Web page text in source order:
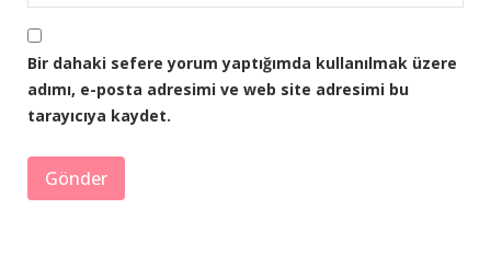
Bir dahaki sefere yorum yaptığımda kullanılmak üzere
adımı, e-posta adresimi ve web site adresimi bu
tarayıcıya kaydet.